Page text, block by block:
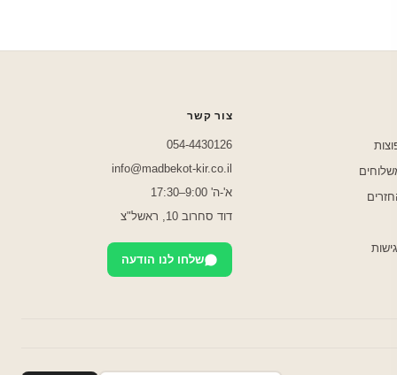
צור קשר
054-4430126
info@madbekot-kir.co.il
א'-ה' 9:00–17:30
דוד סחרוב 10, ראשל"צ
שלחו לנו הודעה